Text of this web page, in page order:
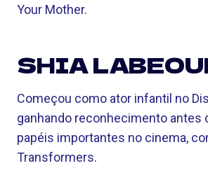
Your Mother.
SHIA
Começou como ator infantil no
ganhando reconhecimento antes
papéis importantes no cinema,
Transformers.